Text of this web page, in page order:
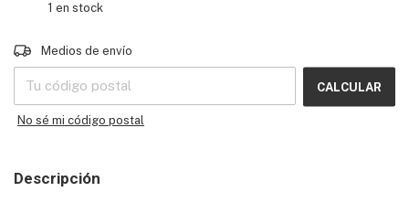
1 en stock
Entregas para el CP:
Medios de envío
CALCULAR
No sé mi código postal
Descripción